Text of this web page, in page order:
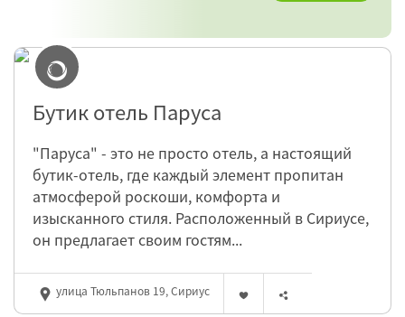
Бутик отель Паруса
"Паруса" - это не просто отель, а настоящий
бутик-отель, где каждый элемент пропитан
атмосферой роскоши, комфорта и
изысканного стиля. Расположенный в Сириусе,
он предлагает своим гостям...
улица Тюльпанов 19, Сириус